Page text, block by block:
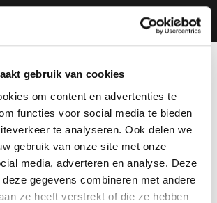
gebruik van cookies
om content en advertenties te
functies voor social media te bieden
te analyseren. Ook delen we
gebruik van onze site met onze
media, adverteren en analyse. Deze
gegevens combineren met andere
ze heeft verstrekt of die ze hebben